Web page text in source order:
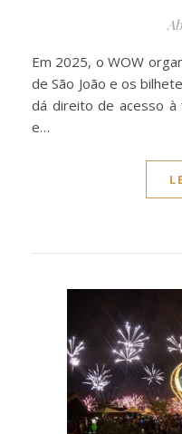
Em 2025, o WOW organiza a terceira edição do Arraial
de São João e os
dá direito de acesso à
e…